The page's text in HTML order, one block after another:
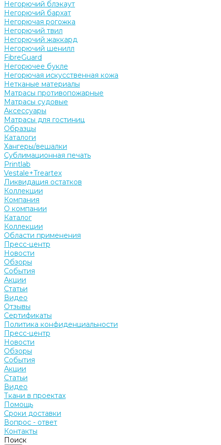
Негорючий блэкаут
Негорючий бархат
Негорючая рогожка
Негорючий твил
Негорючий жаккард
Негорючий шенилл
FibreGuard
Негорючее букле
Негорючая искусственная кожа
Нетканые материалы
Матрасы противопожарные
Матрасы судовые
Аксессуары
Матрасы для гостиниц
Образцы
Каталоги
Хангеры/вешалки
Сублимационная печать
Printlab
Vestale+Treartex
Ликвидация остатков
Коллекции
Компания
О компании
Каталог
Коллекции
Области применения
Пресс-центр
Новости
Обзоры
События
Акции
Статьи
Видео
Отзывы
Сертификаты
Политика конфиденциальности
Пресс-центр
Новости
Обзоры
События
Акции
Статьи
Видео
Ткани в проектах
Помощь
Сроки доставки
Вопрос - ответ
Контакты
Поиск